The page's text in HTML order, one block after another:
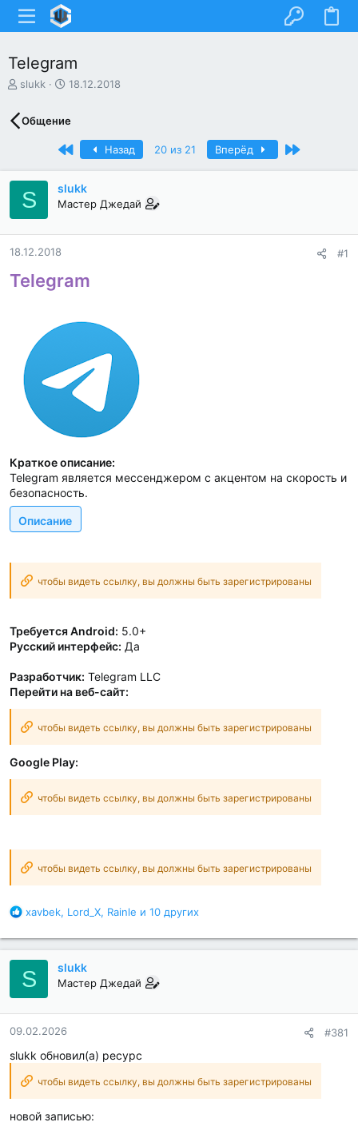
Telegram
А
т
о
е
м
ы
slukk
Д
а
а
ч
а
18.12.2018
Общение
ПервыйНазад 20 из 21 Вперёд Последний
S slukk
Мастер Джедай
18.12.2018 #1
Telegram
Краткое описание:
Telegram является мессенджером с акцентом на скорость и
безопасность.
Описание
чтобы видеть ссылку, вы должны быть зарегистрированы
Требуется Android: 5.0+
Русский интерфейс: Да
Разработчик: Telegram LLC
Перейти на веб-сайт:
чтобы видеть ссылку, вы должны быть зарегистрированы
Google Play:
чтобы видеть ссылку, вы должны быть зарегистрированы
чтобы видеть ссылку, вы должны быть зарегистрированы
Б
а
г
о
д
а
р
н
с
и
:
xavbek, Lord_X, Rainle и 10 других
S slukk
Мастер Джедай
09.02.2026 #381
slukk обновил(а) ресурс
чтобы видеть ссылку, вы должны быть зарегистрированы
новой записью: